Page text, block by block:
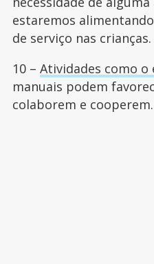
estaremos
de serviço nas crianças.
10 – Atividades como o
manuais podem
colaborem e cooperem.